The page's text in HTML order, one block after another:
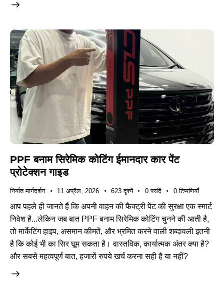
PPF बनाम सिरेमिक कोटिंग ईमानदार कार पेंट
प्रोटेक्शन गाइड
निर्यात मार्गदर्शन 11 अप्रैल, 2026 623 दृश्यें 0 पसंदें 0 टिप्पणियाँ
आप पहले ही जानते हैं कि अपनी वाहन की फैक्ट्री पेंट की सुरक्षा एक स्मार्ट
निवेश है...लेकिन जब बात PPF बनाम सिरेमिक कोटिंग चुनने की आती है,
तो मार्केटिंग हाइप, असमान कीमतें, और भ्रमित करने वाली शब्दावली इतनी
है कि कोई भी का सिर घूम सकता है। वास्तविक, कार्यात्मक अंतर क्या है?
और सबसे महत्वपूर्ण बात, हजारों रुपये खर्च करना सही है या नहीं?